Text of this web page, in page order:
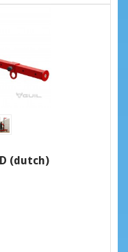
(dutch)